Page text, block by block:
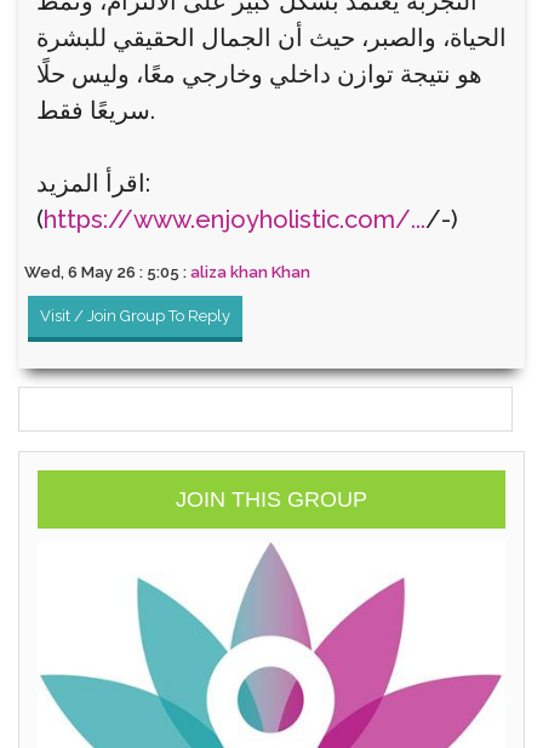
الحياة، والصبر، حيث أن الجمال الحقيقي للبشرة
هو نتيجة توازن داخلي وخارجي معًا، وليس حلًا
سريعًا فقط.
اقرأ المزيد:
(https://www.enjoyholistic.com/.../-)
Wed, 6 May 26 : 5:05 : aliza khan Khan
Visit / Join Group To Reply
JOIN THIS GROUP